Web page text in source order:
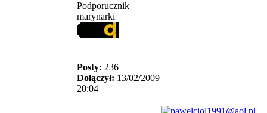
Podporucznik
marynarki
Posty: 236
Dołączył: 13/02/2009
20:04